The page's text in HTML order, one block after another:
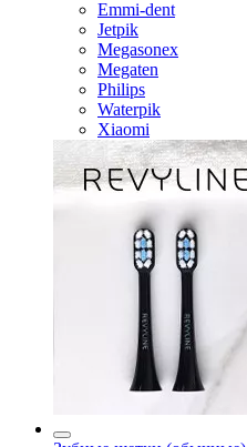
Emmi-dent
Jetpik
Megasonex
Megaten
Philips
Waterpik
Xiaomi